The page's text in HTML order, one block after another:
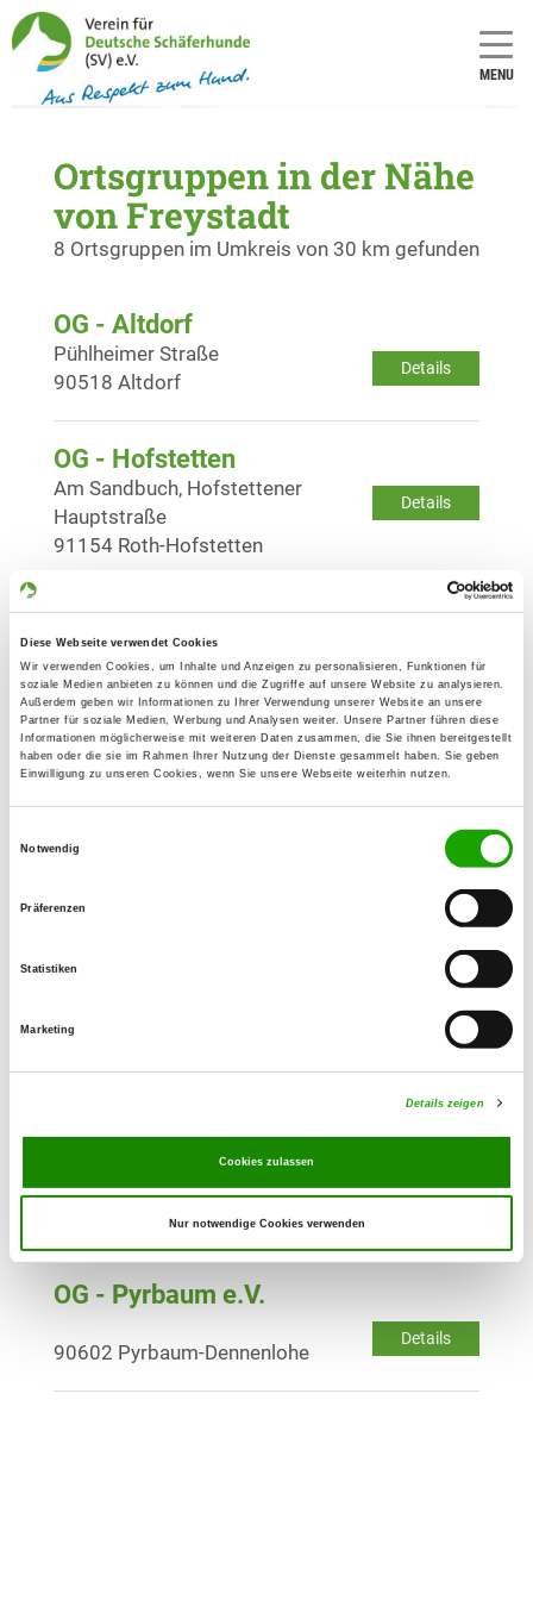
Diese Webseite verwendet Cookies
Wir verwenden Cookies, um Inhalte und Anzeigen zu personalisieren, Funktionen für
soziale Medien anbieten zu können und die Zugriffe auf unsere Website zu analysieren.
Außerdem geben wir Informationen zu Ihrer Verwendung unserer Website an unsere
Partner für soziale Medien, Werbung und Analysen weiter. Unsere Partner führen diese
Informationen möglicherweise mit weiteren Daten zusammen, die Sie ihnen bereitgestellt
haben oder die sie im Rahmen Ihrer Nutzung der Dienste gesammelt haben. Sie geben
Einwilligung zu unseren Cookies, wenn Sie unsere Webseite weiterhin nutzen.
Notwendig
Präferenzen
Statistiken
Marketing
Details zeigen
Cookies zulassen
Nur notwendige Cookies verwenden
MENU
Ortsgruppen in der Nähe
von Freystadt
8 Ortsgruppen im Umkreis von 30 km gefunden
OG - Altdorf
Details
Pühlheimer Straße
90518 Altdorf
OG - Hofstetten
Details
Am Sandbuch, Hofstettener
Hauptstraße
91154 Roth-Hofstetten
OG - Mooswiese/Neumarkt
Details
Sulzbürger Straße
92318 Neumarkt
OG - Neumarkt/Opf. und Umgeb.
Goldschmidtstr. 46
92318 Neumarkt in der Oberpfalz
Kornburger Str. 65
OG - Nürnberg-Altenfurt
Details
OG - Schwabach e.V.
Details
Äußere Rittersbacher Straße 55
91126 Schwabach
OG - Pyrbaum e.V.
Details
90602 Pyrbaum-Dennenlohe